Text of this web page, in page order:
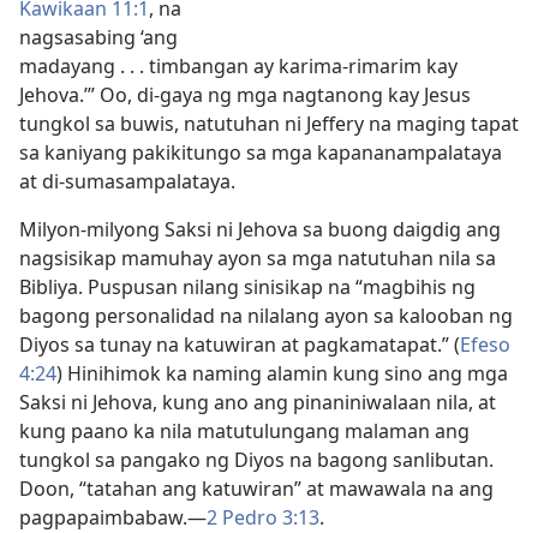
Kawikaan 11:1, na
nagsasabing ‘ang
madayang . . . timbangan ay karima-rimarim kay
Jehova.’” Oo, di-gaya ng mga nagtanong kay Jesus
tungkol sa buwis, natutuhan ni Jeffery na maging tapat
sa kaniyang pakikitungo sa mga kapananampalataya
at di-sumasampalataya.
Milyon-milyong Saksi ni Jehova sa buong daigdig ang
nagsisikap mamuhay ayon sa mga natutuhan nila sa
Bibliya. Puspusan nilang sinisikap na “magbihis ng
bagong personalidad na nilalang ayon sa kalooban ng
Diyos sa tunay na katuwiran at pagkamatapat.” (Efeso
4:24) Hinihimok ka naming alamin kung sino ang mga
Saksi ni Jehova, kung ano ang pinaniniwalaan nila, at
kung paano ka nila matutulungang malaman ang
tungkol sa pangako ng Diyos na bagong sanlibutan.
Doon, “tatahan ang katuwiran” at mawawala na ang
pagpapaimbabaw.—2 Pedro 3:13.